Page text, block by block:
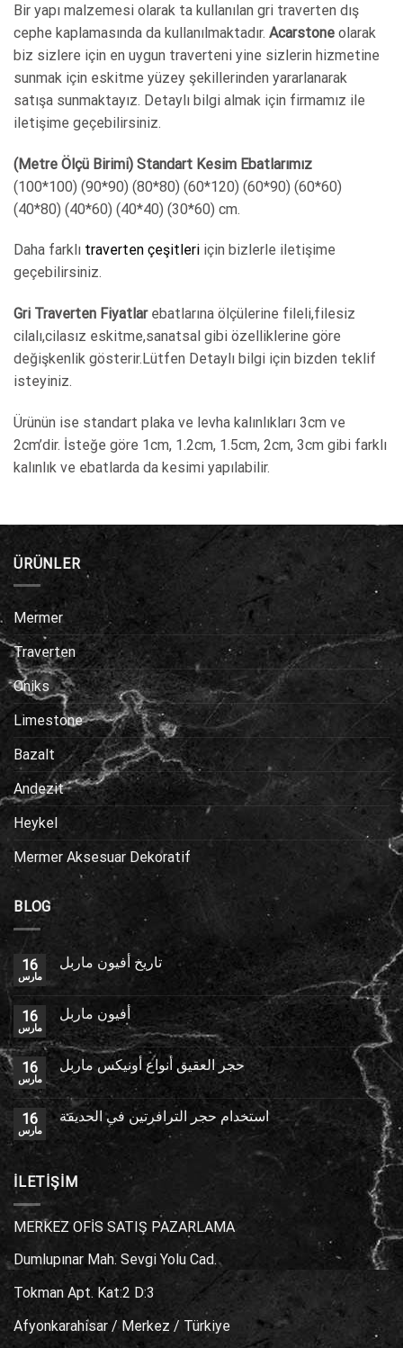
Bir yapı malzemesi olarak ta kullanılan gri traverten dış
cephe kaplamasında da kullanılmaktadır. Acarstone olarak
biz sizlere için en uygun traverteni yine sizlerin hizmetine
sunmak için eskitme yüzey şekillerinden yararlanarak
satışa sunmaktayız. Detaylı bilgi almak için firmamız ile
iletişime geçebilirsiniz.
(Metre Ölçü Birimi) Standart Kesim Ebatlarımız
(100*100) (90*90) (80*80) (60*120) (60*90) (60*60)
(40*80) (40*60) (40*40) (30*60) cm.
Daha farklı traverten çeşitleri için bizlerle iletişime
geçebilirsiniz.
Gri Traverten Fiyatlarebatlarına ölçülerine fileli,filesiz
cilalı,cilasız eskitme,sanatsal gibi özelliklerine göre
değişkenlik gösterir.Lütfen Detaylı bilgi için bizden teklif
isteyiniz.
Ürünün ise standart plaka ve levha kalınlıkları 3cm ve
2cm’dir. İsteğe göre 1cm, 1.2cm, 1.5cm, 2cm, 3cm gibi farklı
kalınlık ve ebatlarda da kesimi yapılabilir.
ÜRÜNLER
Mermer
Traverten
Oniks
Limestone
Bazalt
Andezit
Heykel
Mermer Aksesuar Dekoratif
BLOG
16
مارس
تاريخ أفيون ماربل
16
مارس
أفيون ماربل
16
مارس
حجر العقيق أنواع أونيكس ماربل
16
مارس
استخدام حجر الترافرتين في الحديقة
İLETİŞİM
MERKEZ OFİS SATIŞ PAZARLAMA
Dumlupınar Mah. Sevgi Yolu Cad.
Tokman Apt. Kat:2 D:3
Afyonkarahisar / Merkez / Türkiye